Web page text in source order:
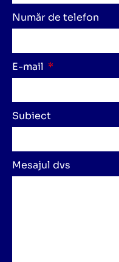
Număr de telefon
E-mail
Subiect
Mesajul dvs